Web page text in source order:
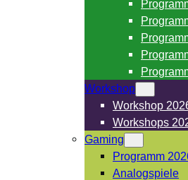
Workshop
Workshop
Workshops
Gaming
Programm
Analogspiele